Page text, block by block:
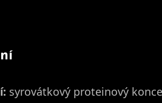
syrovátkový proteinový